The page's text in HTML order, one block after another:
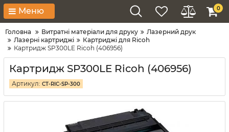
Меню 0
Головна Витратні матеріали для друку
Лазерний друк
Лазерні картриджі
Картриджі для Ricoh
Картридж SP300LE Ricoh (406956)
Картридж SP300LE Ricoh (406956)
Артикул: CT-RIC-SP-300